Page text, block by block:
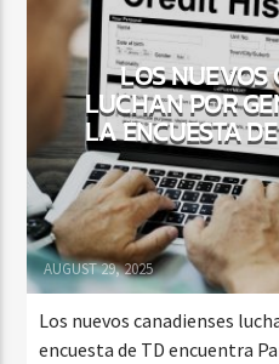
LOS NUEVOS
LUCHAN POR
LA ENCUESTA
AUGUST 29, 2025
Los nuevos canadienses
encuesta de TD encuentra